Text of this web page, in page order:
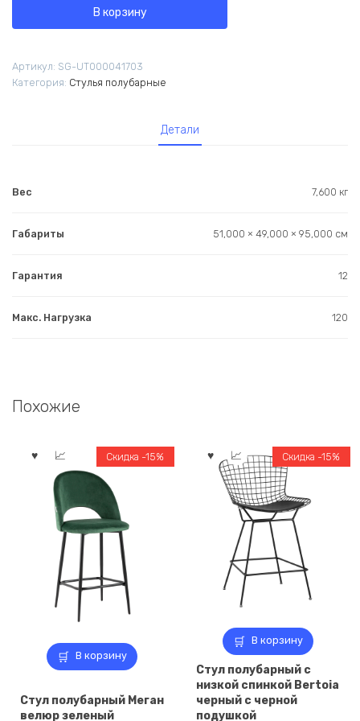
полубарный
жемчужный
В корзину
Артикул: SG-UT000041703
Категория: Стулья полубарные
Детали
Вес 7,600 кг
Габариты 51,000 × 49,000 × 95,000 см
Гарантия 12
Макс. Нагрузка 120
Похожие
В корзину
Скидка -15%
Стул полубарный Меган
велюр зеленый
В корзину
Скидка -15%
Стул полубарный с
низкой спинкой Bertoia
черный с черной
подушкой